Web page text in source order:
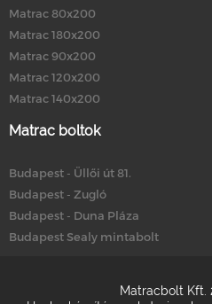
Matrac 80x200
Matrac 180x200
Matrac 90x200
Matrac 120x200
Matrac 140x200
Matrac boltok
Budapest - Üllői út 81.
Budapest - Zugló
Budapest - Duna Pláza
Budapest Sealy mintabolt
Matracbolt Kft.